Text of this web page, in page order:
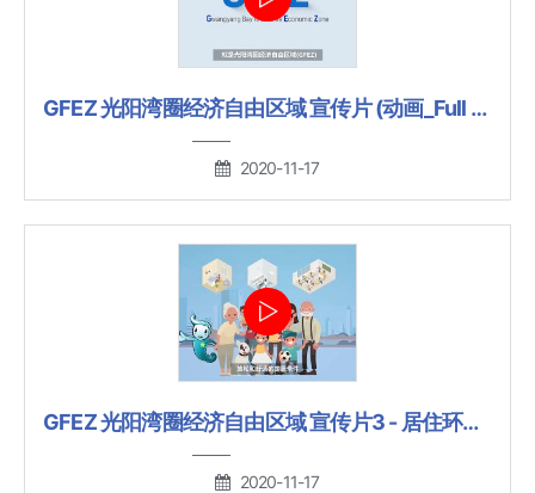
GFEZ 光阳湾圈经济自由区域 宣传片 (动画_Full Ver.)
2020-11-17
GFEZ 光阳湾圈经济自由区域 宣传片3 - 居住环境(动画)
2020-11-17